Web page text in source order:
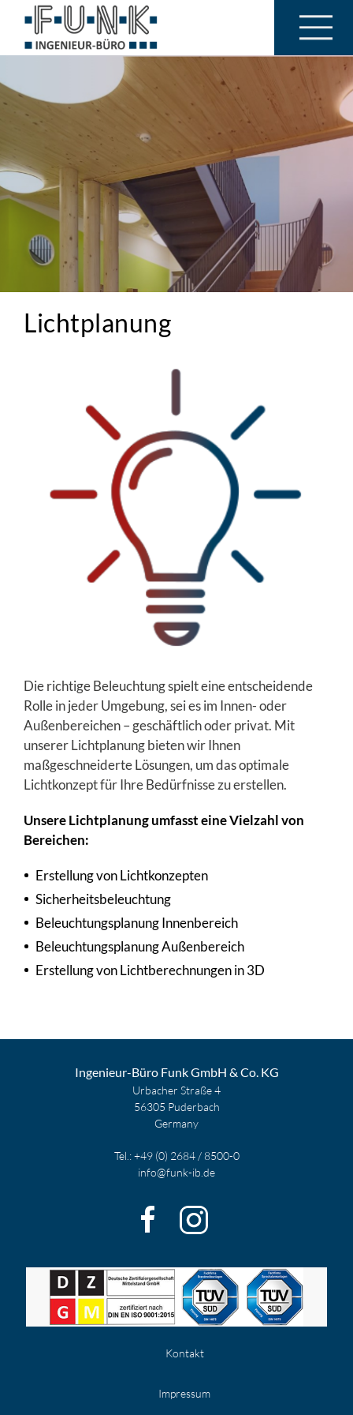
Lichtplanung
Die richtige Beleuchtung spielt eine entscheidende
Rolle in jeder Umgebung, sei es im Innen- oder
Außenbereichen – geschäftlich oder privat. Mit
unserer Lichtplanung bieten wir Ihnen
maßgeschneiderte Lösungen, um das optimale
Lichtkonzept für Ihre Bedürfnisse zu erstellen.
Unsere Lichtplanung umfasst eine Vielzahl von
Bereichen:
Erstellung von Lichtkonzepten
Sicherheitsbeleuchtung
Beleuchtungsplanung Innenbereich
Beleuchtungsplanung Außenbereich
Erstellung von Lichtberechnungen in 3D
Ingenieur-Büro Funk GmbH & Co. KG
Urbacher Straße 4
56305 Puderbach
Germany
Tel.: +49 (0) 2684 / 8500-0
info@funk-ib.de
Kontakt
Impressum